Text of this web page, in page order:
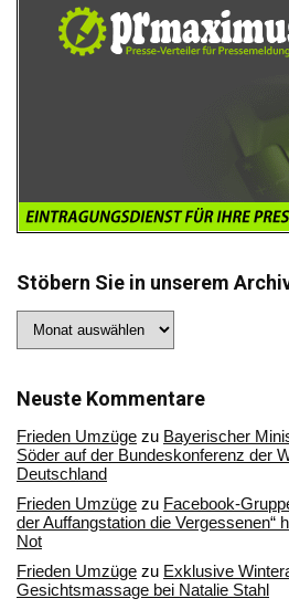
Stöbern Sie in unserem
Sie
Archiv
Neuste Kommentare
Frieden Umzüge zu Bayerischer
Söder auf der Bundeskonferenz der
Deutschland
Frieden Umzüge zu Facebook-
der Auffangstation die Vergessenen“
Not
Frieden Umzüge zu Exklusive
Gesichtsmassage bei Natalie Stahl